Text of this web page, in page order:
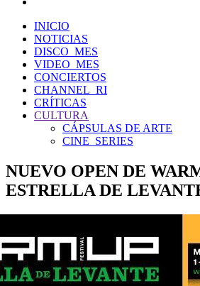
INICIO
NOTICIAS
DISCO_MES
VIDEO_MES
CONCIERTOS
CHANNEL_RI
CRÍTICAS
CULTURA
CÁPSULAS DE ARTE
CINE_SERIES
NUEVO OPEN DE
ESTRELLA DE